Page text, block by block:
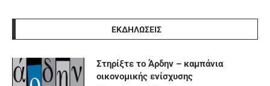
ΕΚΔΗΛΩΣΕΙΣ
Στηρίξτε το Άρδην – καμπάνια
οικονομικής ενίσχυσης